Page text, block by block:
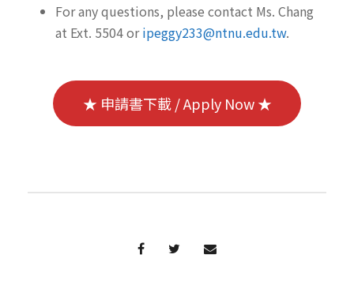
For any questions, please contact Ms. Chang
at Ext. 5504 oripeggy233@ntnu.edu.tw.
★ 申請書下載 / Apply Now ★